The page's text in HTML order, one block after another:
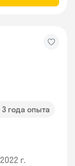
3 года опыта
2022 г.